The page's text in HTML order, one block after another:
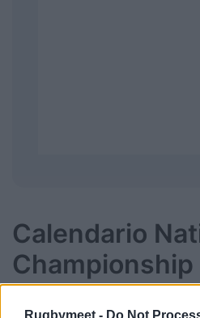
Rugbymeet - Do Not
Calendario
IV/VI giornata